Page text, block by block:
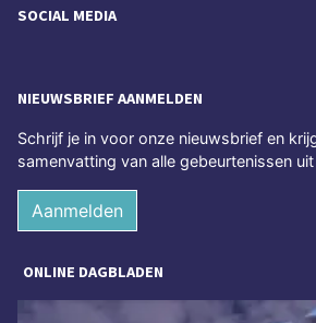
SOCIAL MEDIA
NIEUWSBRIEF AANMELDEN
Schrijf je in voor onze nieuwsbrief en
samenvatting van alle gebeurtenissen
Aanmelden
ONLINE DAGBLADEN